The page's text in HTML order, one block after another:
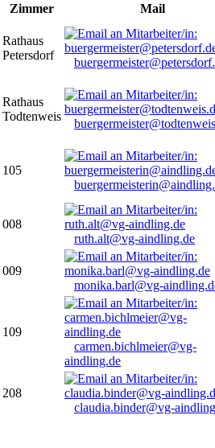
Zimmer Mail
Rathaus
Petersdorf
Rathaus
Todtenweis
105
008
ruth.alt@vg-aindling.de
009
monika.barl@vg-
109
carmen.bichlmeier@vg-
aindling.de
208
claudia.binder@vg-